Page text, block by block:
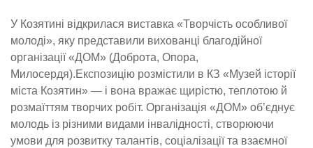
У Козятині відкрилася виставка «Творчість особливої
молоді», яку представили вихованці благодійної
організації «ДОМ» (Доброта, Опора,
Милосердя).Експозицію розмістили в КЗ «Музей історії
міста Козятин» — і вона вражає щирістю, теплотою й
розмаїттям творчих робіт. Організація «ДОМ» об’єднує
молодь із різними видами інвалідності, створюючи
умови для розвитку талантів, соціалізації та взаємної